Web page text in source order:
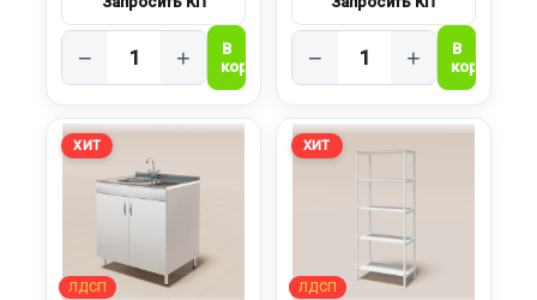
− + − +
ХИТ ХИТ